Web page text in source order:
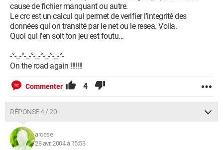
cause de fichier manquant ou autre.
Le crc est un calcul qui permet de verifier l'integrité des
données qui on transité par le net ou le resea. Voila.
Quoi qui l'en soit ton jeu est foutu...
-°-_-°-_-°-_-°-_-°-_-°-
On the road again !!!!!!!
Commenter 4
RÉPONSE 4 / 20
arcese
28 avr. 2004 à 15:53